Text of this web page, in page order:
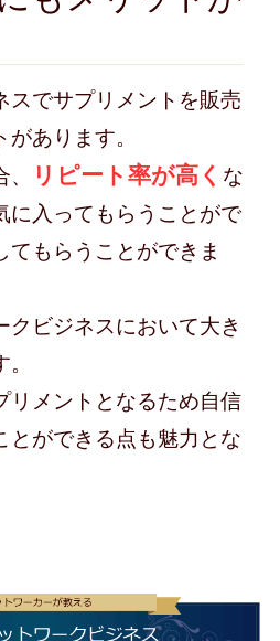
スでサプリメントを販売
あります。
リピート率が高く な
に入ってもらうことがで
てもらうことができま
クビジネスにおいて大き
リメントとなるため自信
とができる点も魅力とな